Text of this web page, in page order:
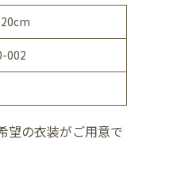
002
望の衣装がご用意で